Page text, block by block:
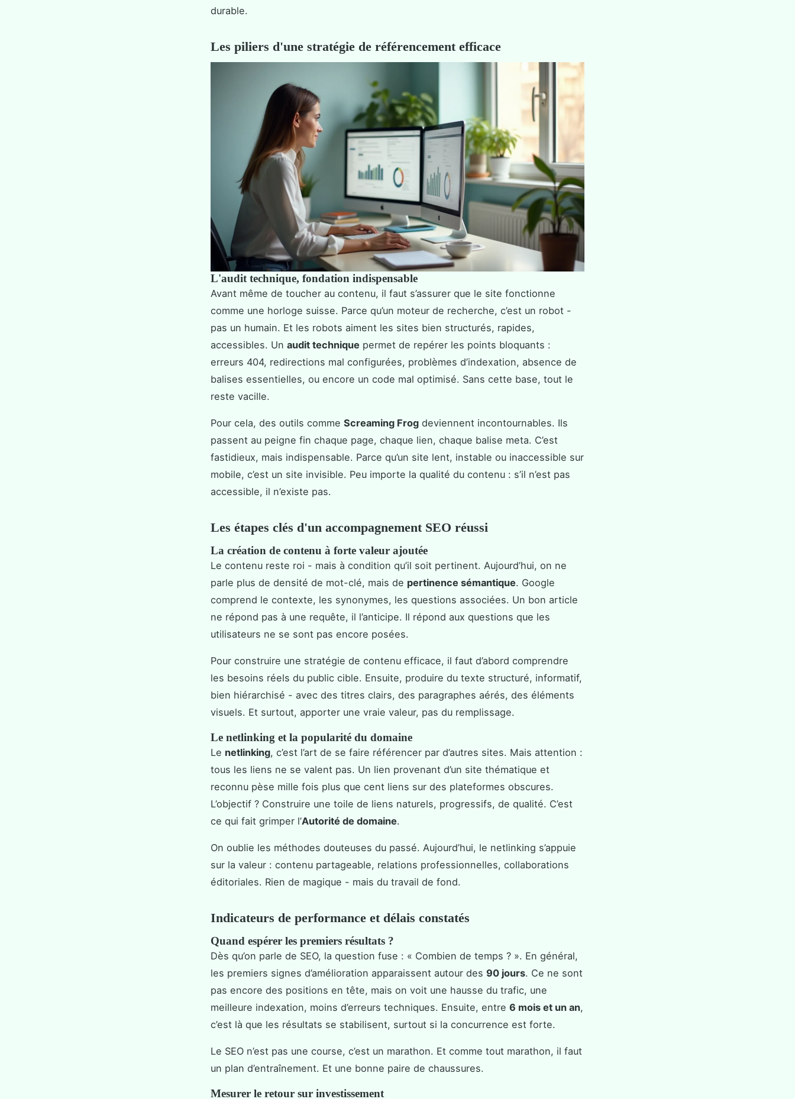
durable.
Les piliers d'une stratégie de référencement efficace
L'audit technique, fondation indispensable
Avant même de toucher au contenu, il faut s’assurer que le site fonctionne
comme une horloge suisse. Parce qu’un moteur de recherche, c’est un robot -
pas un humain. Et les robots aiment les sites bien structurés, rapides,
accessibles. Un audit technique permet de repérer les points bloquants :
erreurs 404, redirections mal configurées, problèmes d’indexation, absence de
balises essentielles, ou encore un code mal optimisé. Sans cette base, tout le
reste vacille.
Pour cela, des outils comme Screaming Frog deviennent incontournables. Ils
passent au peigne fin chaque page, chaque lien, chaque balise meta. C’est
fastidieux, mais indispensable. Parce qu’un site lent, instable ou inaccessible sur
mobile, c’est un site invisible. Peu importe la qualité du contenu : s’il n’est pas
accessible, il n’existe pas.
Les étapes clés d'un accompagnement SEO réussi
La création de contenu à forte valeur ajoutée
Le contenu reste roi - mais à condition qu’il soit pertinent. Aujourd’hui, on ne
parle plus de densité de mot-clé, mais de pertinence sémantique. Google
comprend le contexte, les synonymes, les questions associées. Un bon article
ne répond pas à une requête, il l’anticipe. Il répond aux questions que les
utilisateurs ne se sont pas encore posées.
Pour construire une stratégie de contenu efficace, il faut d’abord comprendre
les besoins réels du public cible. Ensuite, produire du texte structuré, informatif,
bien hiérarchisé - avec des titres clairs, des paragraphes aérés, des éléments
visuels. Et surtout, apporter une vraie valeur, pas du remplissage.
Le netlinking et la popularité du domaine
Le netlinking, c’est l’art de se faire référencer par d’autres sites. Mais attention :
tous les liens ne se valent pas. Un lien provenant d’un site thématique et
reconnu pèse mille fois plus que cent liens sur des plateformes obscures.
L’objectif ? Construire une toile de liens naturels, progressifs, de qualité. C’est
ce qui fait grimper l’Autorité de domaine.
On oublie les méthodes douteuses du passé. Aujourd’hui, le netlinking s’appuie
sur la valeur : contenu partageable, relations professionnelles, collaborations
éditoriales. Rien de magique - mais du travail de fond.
Indicateurs de performance et délais constatés
Quand espérer les premiers résultats ?
Dès qu’on parle de SEO, la question fuse : « Combien de temps ? ». En général,
les premiers signes d’amélioration apparaissent autour des 90 jours. Ce ne sont
pas encore des positions en tête, mais on voit une hausse du trafic, une
meilleure indexation, moins d’erreurs techniques. Ensuite, entre 6 mois et un an,
c’est là que les résultats se stabilisent, surtout si la concurrence est forte.
Le SEO n’est pas une course, c’est un marathon. Et comme tout marathon, il faut
un plan d’entraînement. Et une bonne paire de chaussures.
Mesurer le retour sur investissement